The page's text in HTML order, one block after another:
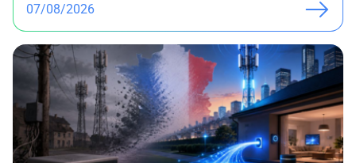
07/08/2026